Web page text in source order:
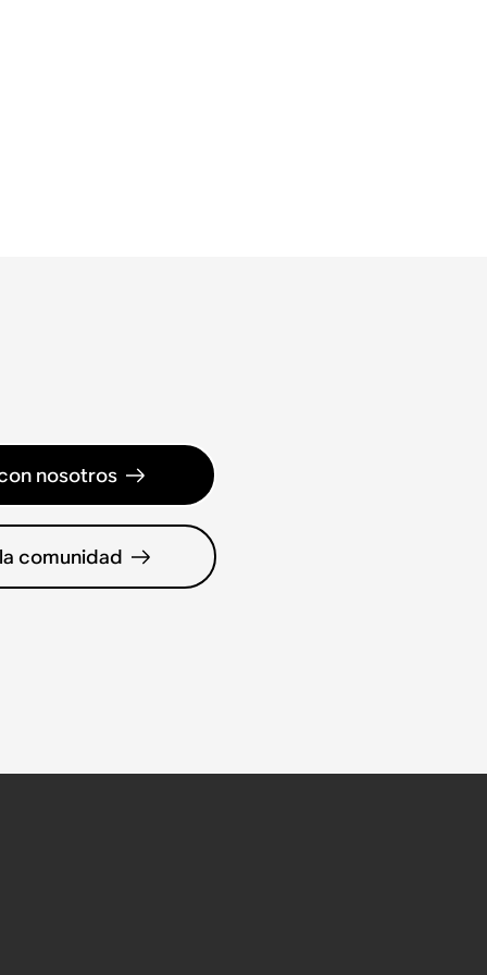
nosotros
comunidad